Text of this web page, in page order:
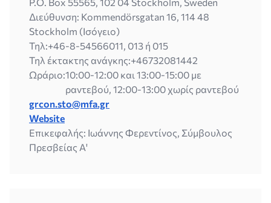
P.O. Box 55565, 102 04 Stockholm, Sweden
Διεύθυνση: Kommendörsgatan 16, 114 48
Stockholm (Ισόγειο)
Τηλ:+46-8-54566011, 013 ή 015
Τηλ έκτακτης ανάγκης:+46732081442
Ωράριο:10:00-12:00 και 13:00-15:00 με
ραντεβού, 12:00-13:00 χωρίς ραντεβού
grcon.sto@mfa.gr
Website
Επικεφαλής: Ιωάννης Φερεντίνος, Σύμβουλος
Πρεσβείας Α'